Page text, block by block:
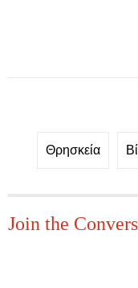
Θρησκεία
Join the